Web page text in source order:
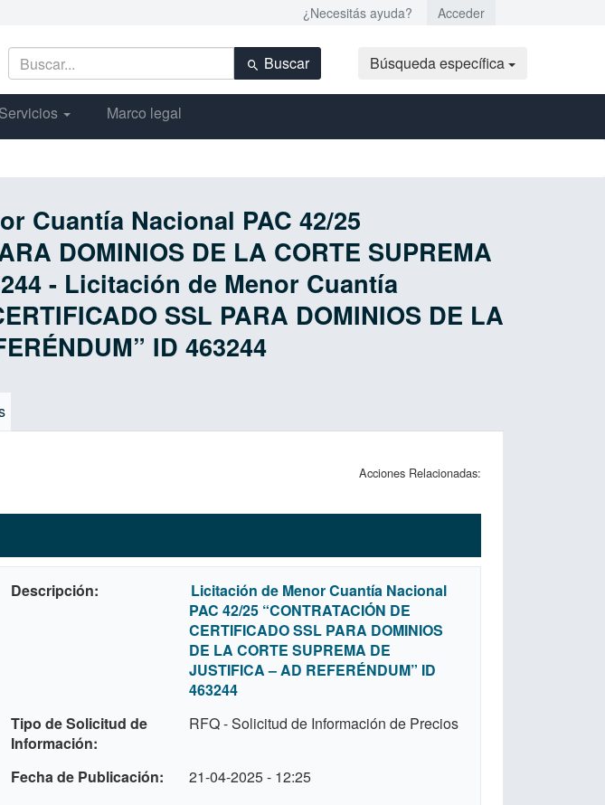
¿Necesitás ayuda? Acceder
Buscar Búsqueda específica
Servicios Marco legal
Cuantía Nacional PAC 42/25
DOMINIOS DE LA CORTE SUPREMA
- Licitación de Menor Cuantía
SSL PARA DOMINIOS DE LA
ID 463244
Acciones Relacionadas:
Descripción
Licitación de Menor Cuantía Nacional
PAC 42/25 “CONTRATACIÓN DE
CERTIFICADO SSL PARA DOMINIOS
DE LA CORTE SUPREMA DE
JUSTIFICA – AD REFERÉNDUM” ID
463244
Tipo de Solicitud de
Información
RFQ - Solicitud de Información de Precios
Fecha de Publicación 21-04-2025 - 12:25